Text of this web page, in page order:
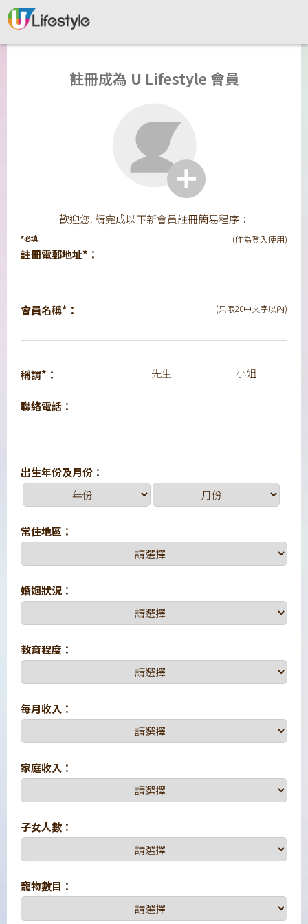
註冊成為 U Lifestyle 會員
歡迎您! 請完成以下新會員註冊簡易程序：
*必填
註冊電郵地址*：
(作為登入使用)
會員名稱*： (只限20中文字以內)
稱謂*： 先生 小姐
聯絡電話：
出生年份及月份：
常住地區：
婚姻狀況：
教育程度：
每月收入：
家庭收入：
子女人數：
寵物數目：